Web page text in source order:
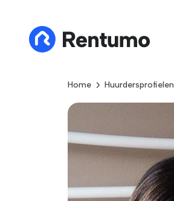
Home Huurdersprofielen